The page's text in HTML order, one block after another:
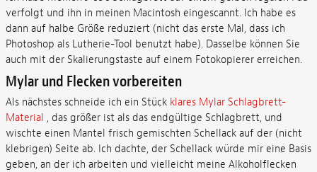
verfolgt und ihn in meinen Macintosh eingescannt. Ich habe es
dann auf halbe Größe reduziert (nicht das erste Mal, dass ich
Photoshop als Lutherie-Tool benutzt habe). Dasselbe können Sie
auch mit der Skalierungstaste auf einem Fotokopierer erreichen.
Mylar und Flecken vorbereiten
Als nächstes schneide ich ein Stück klares Mylar Schlagbrett-
Material , das größer ist als das endgültige Schlagbrett, und
wischte einen Mantel frisch gemischten Schellack auf der (nicht
klebrigen) Seite ab. Ich dachte, der Schellack würde mir eine Basis
geben, an der ich arbeiten und vielleicht meine Alkoholflecken